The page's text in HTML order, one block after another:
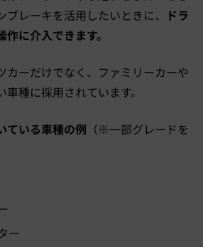
レーキを活用したいときに、
ドラ
に介入できます。
カーだけでなく、ファミリーカーや
種に採用されています。
ている車種の例 （※一部グレードを
ー